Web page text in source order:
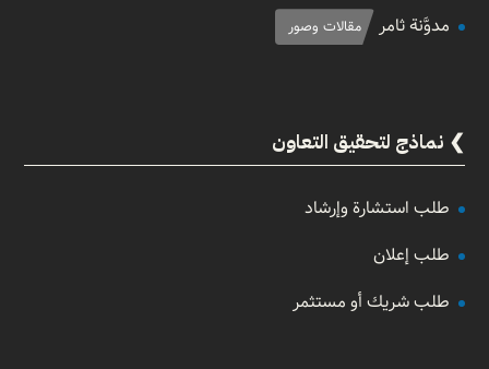
مدوَّنة ثامر
مقالات وصور
نماذج لتحقيق التعاون
طلب استشارة وإرشاد
طلب إعلان
طلب شريك أو مستثمر